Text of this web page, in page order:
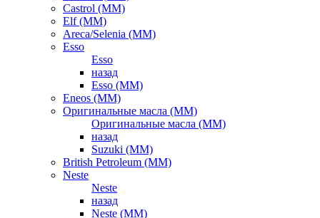
Castrol (ММ)
Elf (ММ)
Areca/Selenia (ММ)
Esso
Esso
назад
Esso (ММ)
Eneos (ММ)
Оригинальные масла (ММ)
Оригинальные масла (ММ)
назад
Suzuki (ММ)
British Petroleum (ММ)
Neste
Neste
назад
Neste (ММ)